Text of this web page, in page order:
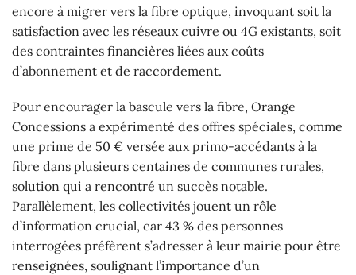
encore à migrer vers la fibre optique, invoquant soit la
satisfaction avec les réseaux cuivre ou 4G existants, soit
des contraintes financières liées aux coûts
d’abonnement et de raccordement.
Pour encourager la bascule vers la fibre, Orange
Concessions a expérimenté des offres spéciales, comme
une prime de 50 € versée aux primo-accédants à la
fibre dans plusieurs centaines de communes rurales,
solution qui a rencontré un succès notable.
Parallèlement, les collectivités jouent un rôle
d’information crucial, car 43 % des personnes
interrogées préfèrent s’adresser à leur mairie pour être
renseignées, soulignant l’importance d’un